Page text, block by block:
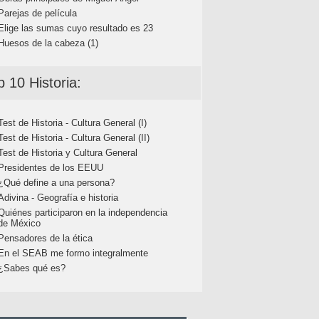
de película
las sumas cuyo resultado es 23
de la cabeza (1)
10 Historia:
de Historia - Cultura General (I)
de Historia - Cultura General (II)
de Historia y Cultura General
de los EEUU
define a una persona?
- Geografía e historia
participaron en la independencia
México
de la ética
el SEAB me formo integralmente
qué es?